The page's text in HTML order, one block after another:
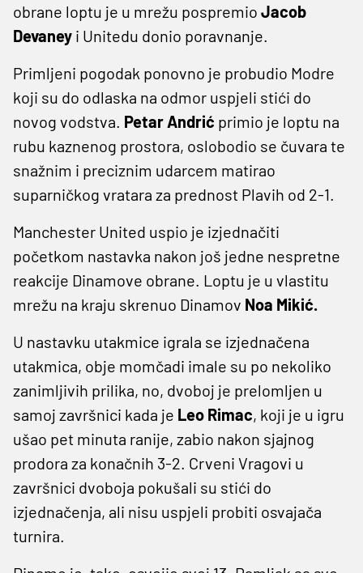
obrane loptu je u mrežu pospremio Jacob
Devaney i Unitedu donio poravnanje.
Primljeni pogodak ponovno je probudio Modre
koji su do odlaska na odmor uspjeli stići do
novog vodstva. Petar Andrić primio je loptu na
rubu kaznenog prostora, oslobodio se čuvara te
snažnim i preciznim udarcem matirao
suparničkog vratara za prednost Plavih od 2-1.
Manchester United uspio je izjednačiti
početkom nastavka nakon još jedne nespretne
reakcije Dinamove obrane. Loptu je u vlastitu
mrežu na kraju skrenuo Dinamov Noa Mikić.
U nastavku utakmice igrala se izjednačena
utakmica, obje momčadi imale su po nekoliko
zanimljivih prilika, no, dvoboj je prelomljen u
samoj završnici kada je Leo Rimac, koji je u igru
ušao pet minuta ranije, zabio nakon sjajnog
prodora za konačnih 3-2. Crveni Vragovi u
završnici dvoboja pokušali su stići do
izjednačenja, ali nisu uspjeli probiti osvajača
turnira.